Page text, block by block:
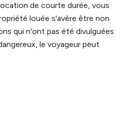
de courte durée, vous
louée s'avère être non
qui n'ont pas été divulguées
le voyageur peut